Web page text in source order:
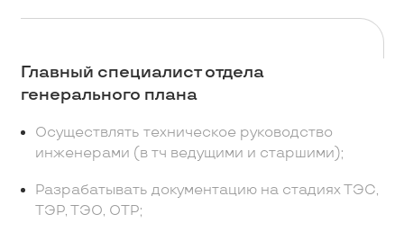
Главный специалист отдела
генерального плана
Осуществлять техническое руководство
инженерами (в тч ведущими и старшими);
Разрабатывать документацию на стадиях ТЭС,
ТЭР, ТЭО, ОТР;